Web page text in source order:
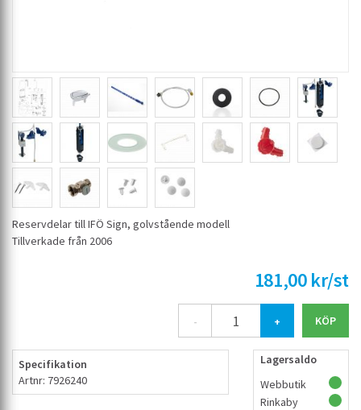
Reservdelar till IFÖ Sign, golvstående modell
Tillverkade från 2006
181,00 kr/st
- +
Specifikation
Artnr: 7926240
Lagersaldo
Webbutik
Rinkaby